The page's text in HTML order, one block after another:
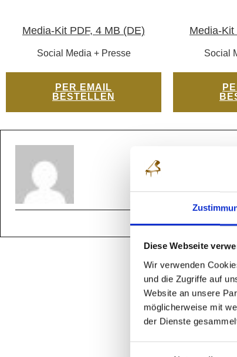
Diese Webseite
Wir verwenden
und die Zugriffe auf
Website an unsere
möglicherweise mit
der Dienste
Media-Kit PDF, 4 MB (DE)
Social Media + Presse
PER EMAIL
BESTELLEN
Media-Kit
Social